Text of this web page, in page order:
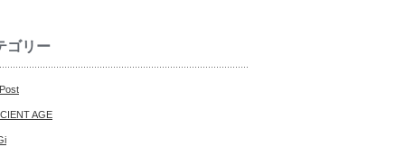
ゴリー
AGE